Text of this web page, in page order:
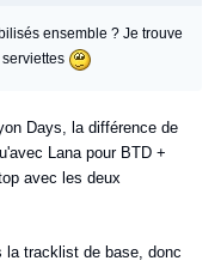
ensemble ? Je trouve
Days, la différence de
Lana pour BTD +
avec les deux
la tracklist de base, donc